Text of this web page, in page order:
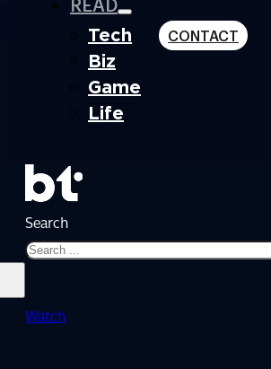
Tech
Biz
Game
Life
CONTACT
Search
Watch